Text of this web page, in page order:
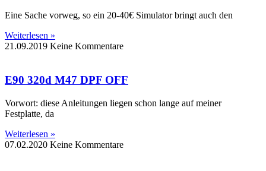
Eine Sache vorweg, so ein 20-40€ Simulator bringt auch den
Weiterlesen »
21.09.2019 Keine Kommentare
E90 320d M47 DPF OFF
Vorwort: diese Anleitungen liegen schon lange auf meiner
Festplatte, da
Weiterlesen »
07.02.2020 Keine Kommentare